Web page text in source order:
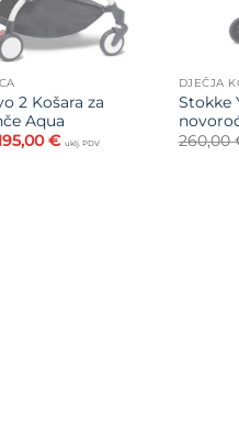
2 Košara za
Aqua
cijena
€Trenutna
cijena
uklj. PDV
DJEČJA
Stokke
260,00